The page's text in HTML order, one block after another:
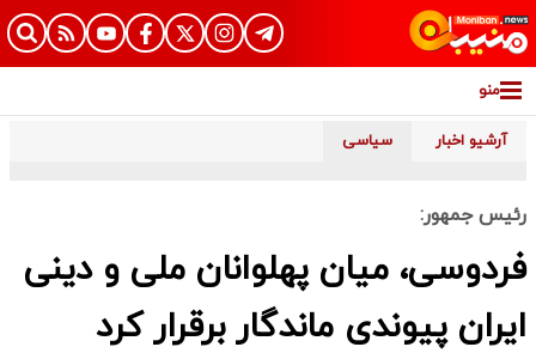
منو
آرشیو اخبار سیاسی
رئیس‌ جمهور:
فردوسی، میان پهلوانان ملی و دینی
ایران پیوندی ماندگار برقرار کرد